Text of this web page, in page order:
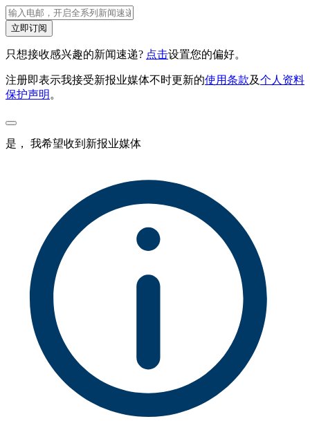
立即订阅
只想接收感兴趣的新闻速递? 点击设置您的偏好。
注册即表示我接受新报业媒体不时更新的使用条款及个人资料
保护声明 。
是， 我希望收到新报业媒体